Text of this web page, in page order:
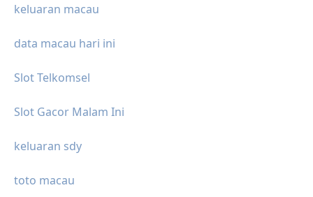
keluaran macau
data macau hari ini
Slot Telkomsel
Slot Gacor Malam Ini
keluaran sdy
toto macau